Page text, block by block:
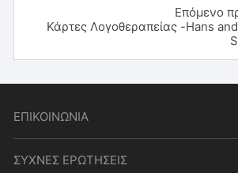
Επόμενο
Κάρτες Λογοθεραπείας -Hans
ΕΠΙΚΟΙΝΩΝΙΑ
ΣΥΧΝΕΣ ΕΡΩΤΗΣΕΙΣ